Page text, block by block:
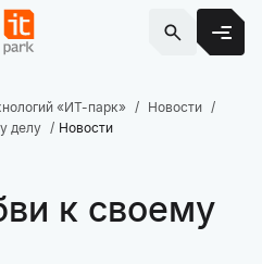
«ИТ-парк»
Новости
делу Новости
к своему